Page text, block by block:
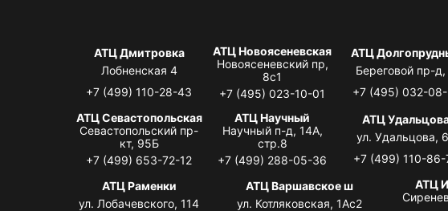
АТЦ Дмитровка
Лобненская 4
+7 (499) 110-28-43
АТЦ Новоясеневская
Новоясеневский пр,
8с1
+7 (495) 023-10-01
АТЦ
Береговой пр-д,
+7 (495) 032-
АТЦ Севастопольская
Севастопольский пр-
кт, 95Б
+7 (499) 653-72-12
АТЦ Научный
Научный п-д, 14А,
стр.8
+7 (499) 288-05-36
АТЦ
ул. Удальцова,
+7 (499) 110-86-
АТЦ Раменки
ул. Лобачевского, 114
АТЦ Варшавское ш
ул. Котляковская, 1Ас2
АТЦ